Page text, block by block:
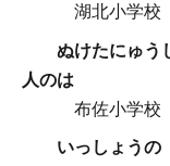
湖北小学校
ぬけたにゅう
人のは
布佐小学校
いっしょうの